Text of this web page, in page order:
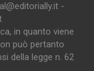
-
in quanto viene
può pertanto
della legge n. 62